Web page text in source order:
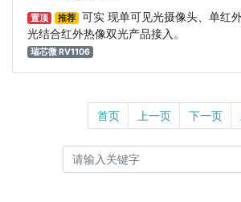
置顶 推荐
可实 现单可见光摄像头、单红
光结合红外热像双光产品接入。
瑞芯微 RV1106
首页 上一页 下一页